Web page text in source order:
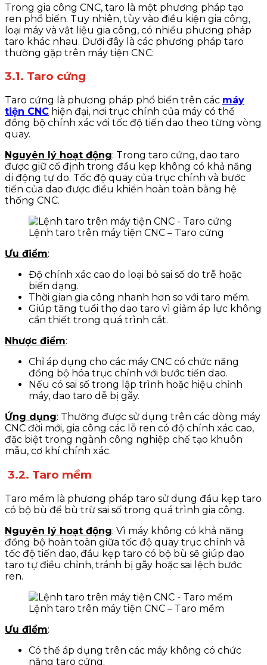
Trong gia công CNC, taro là một phương pháp tạo
ren phổ biến. Tuy nhiên, tùy vào điều kiện gia công,
loại máy và vật liệu gia công, có nhiều phương pháp
taro khác nhau. Dưới đây là các phương pháp taro
thường gặp trên máy tiện CNC:
3.1. Taro cứng
Taro cứng là phương pháp phổ biến trên các máy
tiện CNC hiện đại, nơi trục chính của máy có thể
đồng bộ chính xác với tốc độ tiến dao theo từng vòng
quay.
Nguyên lý hoạt động: Trong taro cứng, dao taro
được giữ cố định trong đầu kẹp không có khả năng
di động tự do. Tốc độ quay của trục chính và bước
tiến của dao được điều khiển hoàn toàn bằng hệ
thống CNC.
Lệnh taro trên máy tiện CNC – Taro cứng
Ưu điểm:
Độ chính xác cao do loại bỏ sai số do trễ hoặc
biến dạng.
Thời gian gia công nhanh hơn so với taro mềm.
Giúp tăng tuổi thọ dao taro vì giảm áp lực không
cần thiết trong quá trình cắt.
Nhược điểm:
Chỉ áp dụng cho các máy CNC có chức năng
đồng bộ hóa trục chính với bước tiến dao.
Nếu có sai số trong lập trình hoặc hiệu chỉnh
máy, dao taro dễ bị gãy.
Ứng dụng: Thường được sử dụng trên các dòng máy
CNC đời mới, gia công các lỗ ren có độ chính xác cao,
đặc biệt trong ngành công nghiệp chế tạo khuôn
mẫu, cơ khí chính xác.
3.2. Taro mềm
Taro mềm là phương pháp taro sử dụng đầu kẹp taro
có bộ bù để bù trừ sai số trong quá trình gia công.
Nguyên lý hoạt động: Vì máy không có khả năng
đồng bộ hoàn toàn giữa tốc độ quay trục chính và
tốc độ tiến dao, đầu kẹp taro có bộ bù sẽ giúp dao
taro tự điều chỉnh, tránh bị gãy hoặc sai lệch bước
ren.
Lệnh taro trên máy tiện CNC – Taro mềm
Ưu điểm:
Có thể áp dụng trên các máy không có chức
năng taro cứng.